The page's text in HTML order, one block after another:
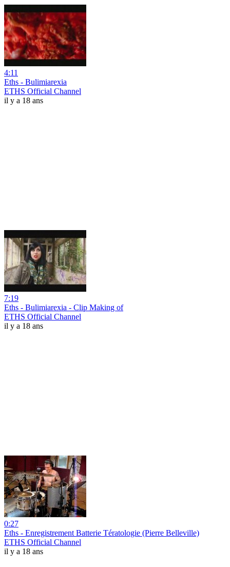
4:11
Eths - Bulimiarexia
ETHS Official Channel
il y a 18 ans
7:19
Eths - Bulimiarexia - Clip Making of
ETHS Official Channel
il y a 18 ans
0:27
Eths - Enregistrement Batterie Tératologie (Pierre Belleville)
ETHS Official Channel
il y a 18 ans